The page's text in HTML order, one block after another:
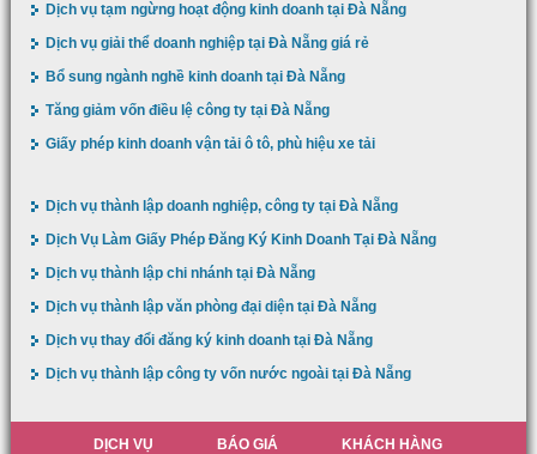
Dịch vụ tạm ngừng hoạt động kinh doanh tại Đà Nẵng
Dịch vụ giải thể doanh nghiệp tại Đà Nẵng giá rẻ
Bổ sung ngành nghề kinh doanh tại Đà Nẵng
Tăng giảm vốn điều lệ công ty tại Đà Nẵng
Giấy phép kinh doanh vận tải ô tô, phù hiệu xe tải
Dịch vụ thành lập doanh nghiệp, công ty tại Đà Nẵng
Dịch Vụ Làm Giấy Phép Đăng Ký Kinh Doanh Tại Đà Nẵng
Dịch vụ thành lập chi nhánh tại Đà Nẵng
Dịch vụ thành lập văn phòng đại diện tại Đà Nẵng
Dịch vụ thay đổi đăng ký kinh doanh tại Đà Nẵng
Dịch vụ thành lập công ty vốn nước ngoài tại Đà Nẵng
DỊCH VỤ BÁO GIÁ KHÁCH HÀNG